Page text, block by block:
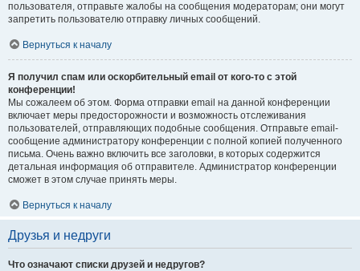
пользователя, отправьте жалобы на сообщения модераторам; они могут
запретить пользователю отправку личных сообщений.
Вернуться к началу
Я получил спам или оскорбительный email от кого-то с этой
конференции!
Мы сожалеем об этом. Форма отправки email на данной конференции
включает меры предосторожности и возможность отслеживания
пользователей, отправляющих подобные сообщения. Отправьте email-
сообщение администратору конференции с полной копией полученного
письма. Очень важно включить все заголовки, в которых содержится
детальная информация об отправителе. Администратор конференции
сможет в этом случае принять меры.
Вернуться к началу
Друзья и недруги
Что означают списки друзей и недругов?